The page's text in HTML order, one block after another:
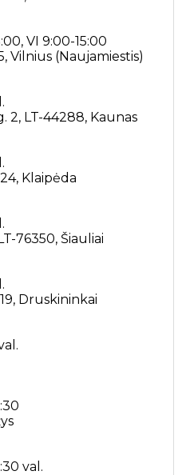
VI 9:00-15:00
Vilnius (Naujamiestis)
2, LT-44288, Kaunas
Klaipėda
76350, Šiauliai
Druskininkai
val.